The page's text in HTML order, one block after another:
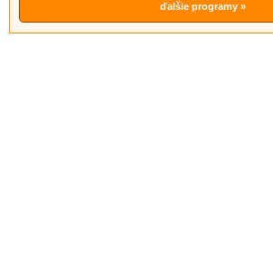
ďalšie programy »